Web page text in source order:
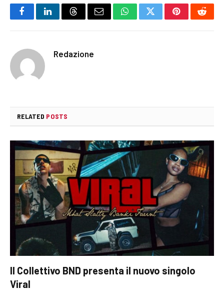
FacebookLinkedInThreadsEmail WhatsAppTwitterPinterest
Redazione
RELATED POSTS
Il Collettivo BND presenta il nuovo singolo
Viral